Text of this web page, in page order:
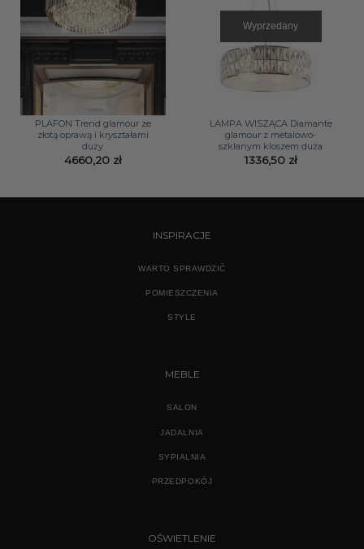
PLAFON Trend glamour ze
złotą oprawą i kryształami
duży
4660,20 zł
Wyprzedany
LAMPA WISZĄCA Diamante
glamour z metalowo-
szklanym kloszem duża
1336,50 zł
INSPIRACJE
WARTO SPRAWDZIĆ
POMIESZCZENIA
STYLE
MEBLE
SALON
JADALNIA
SYPIALNIA
PRZEDPOKÓJ
OŚWIETLENIE